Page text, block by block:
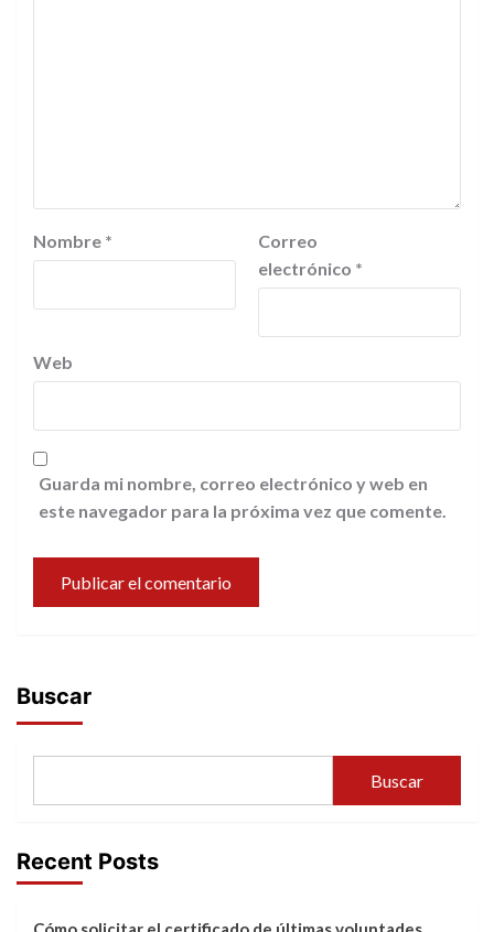
Nombre *
Correo
electrónico *
Web
Guarda mi nombre, correo electrónico y web en
este navegador para la próxima vez que comente.
Buscar
Buscar
Recent Posts